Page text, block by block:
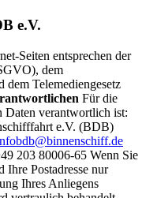
e.V.
Seiten entsprechen der
dem
dem Telemediengesetz
Für die
Daten verantwortlich ist:
e.V. (BDB)
203 80006-65 Wenn Sie
Ihre Postadresse nur
Ihres Anliegens